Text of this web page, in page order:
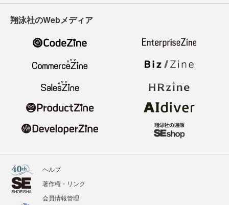
翔泳社のWebメディア
ヘルプ
著作権・リンク
会員情報管理